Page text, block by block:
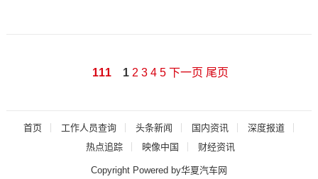
111 1 2 3 4 5 下一页 尾页
首页 工作人员查询 头条新闻 国内资讯
深度报道
热点追踪
映像中国 财经资讯
Copyright Powered by华夏汽车网